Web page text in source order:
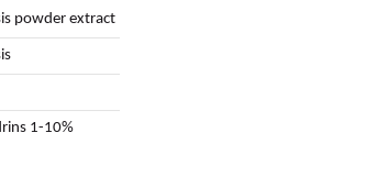
powder extract
1-10%